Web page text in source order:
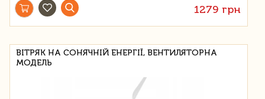
1279 грн
ВІТРЯК НА СОНЯЧНІЙ ЕНЕРГІЇ, ВЕНТИЛЯТОРНА
МОДЕЛЬ